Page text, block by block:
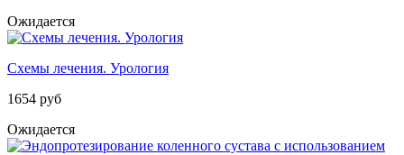
Ожидается
Схемы лечения. Урология
1654 руб
Ожидается